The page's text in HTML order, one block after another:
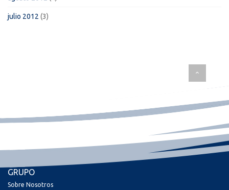
julio 2012 (3)
GRUPO
Sobre Nosotros